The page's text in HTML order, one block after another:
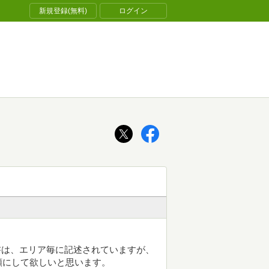
新規登録(無料) ログイン
、エリア毎に記述されていますが、
して欲しいと思います。